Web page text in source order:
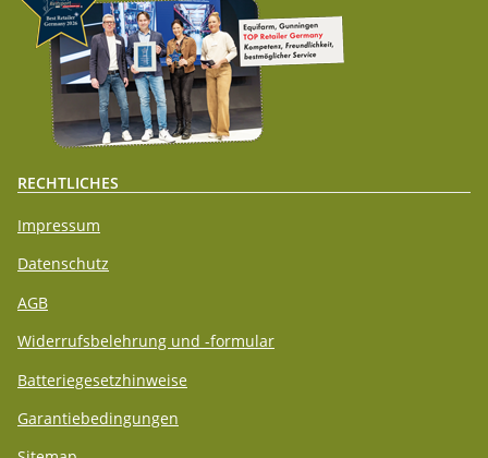
RECHTLICHES
Impressum
Datenschutz
AGB
Widerrufsbelehrung und -formular
Batteriegesetzhinweise
Garantiebedingungen